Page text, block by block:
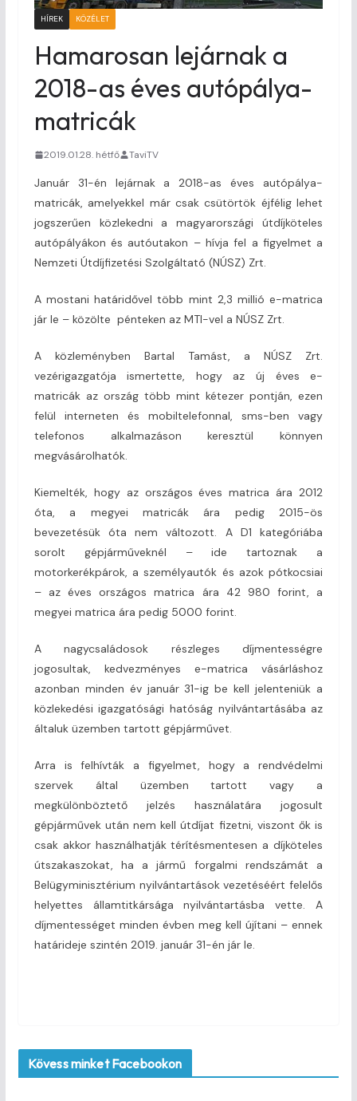
HÍREK KÖZÉLET
Hamarosan lejárnak a
2018-as éves autópálya-
matricák
2019.01.28. hétfő TaviTV
Január 31-én lejárnak a 2018-as éves autópálya-
matricák, amelyekkel már csak csütörtök éjfélig lehet
jogszerűen közlekedni a magyarországi útdíjköteles
autópályákon és autóutakon – hívja fel a figyelmet a
Nemzeti Útdíjfizetési Szolgáltató (NÚSZ) Zrt.
A mostani határidővel több mint 2,3 millió e-matrica
jár le – közölte pénteken az MTI-vel a NÚSZ Zrt.
A közleményben Bartal Tamást, a NÚSZ Zrt.
vezérigazgatója ismertette, hogy az új éves e-
matricák az ország több mint kétezer pontján, ezen
felül interneten és mobiltelefonnal, sms-ben vagy
telefonos alkalmazáson keresztül könnyen
megvásárolhatók.
Kiemelték, hogy az országos éves matrica ára 2012
óta, a megyei matricák ára pedig 2015-ös
bevezetésük óta nem változott. A D1 kategóriába
sorolt gépjárműveknél – ide tartoznak a
motorkerékpárok, a személyautók és azok pótkocsiai
– az éves országos matrica ára 42 980 forint, a
megyei matrica ára pedig 5000 forint.
A nagycsaládosok részleges díjmentességre
jogosultak, kedvezményes e-matrica vásárláshoz
azonban minden év január 31-ig be kell jelenteniük a
közlekedési igazgatósági hatóság nyilvántartásába az
általuk üzemben tartott gépjárművet.
Arra is felhívták a figyelmet, hogy a rendvédelmi
szervek által üzemben tartott vagy a
megkülönböztető jelzés használatára jogosult
gépjárművek után nem kell útdíjat fizetni, viszont ők is
csak akkor használhatják térítésmentesen a díjköteles
útszakaszokat, ha a jármű forgalmi rendszámát a
Belügyminisztérium nyilvántartások vezetéséért felelős
helyettes államtitkársága nyilvántartásba vette. A
díjmentességet minden évben meg kell újítani – ennek
határideje szintén 2019. január 31-én jár le.
Kövess minket Facebookon